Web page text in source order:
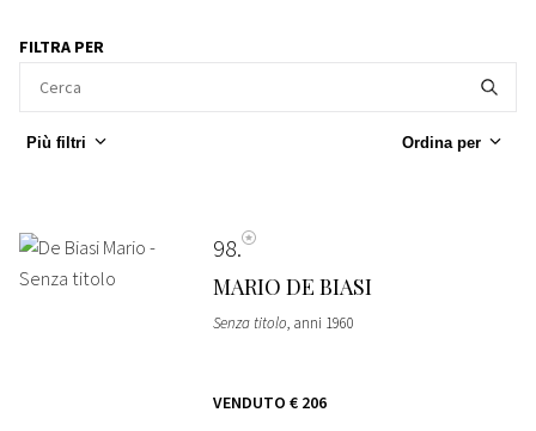
FILTRA PER
Più filtri Ordina per
98
MARIO DE BIASI
Senza titolo, anni 1960
VENDUTO € 206